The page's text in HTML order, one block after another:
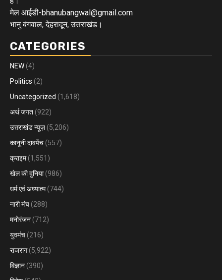
मेल आईडी-bhanubangwal@gmail.com
भानु बंगवाल, देहरादून, उत्तराखंड।
CATEGORIES
NEW (4)
Politics (2)
Uncategorized (1,618)
अर्थ जगत (922)
उत्तराखंड न्यूज़ (5,206)
कानूनी दावपेंच (557)
क्राइम(1,551)
खेल की दुनिया(986)
धर्म एवं अध्यात्म(744)
नारी मंच (288)
मनोरंजन (712)
युवमंच (216)
राजराग(5,922)
विज्ञान (390)